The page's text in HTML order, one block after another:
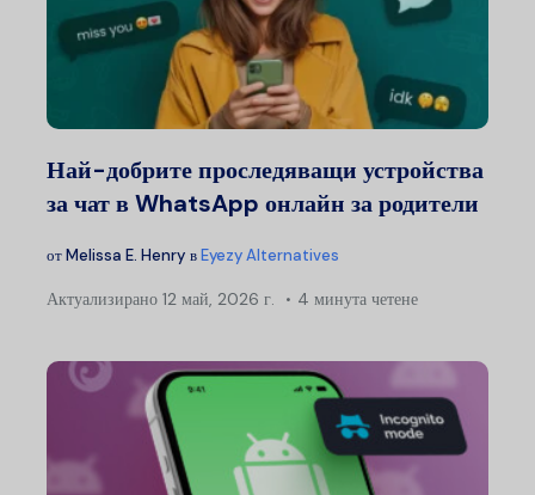
Най-добрите проследяващи устройства
за чат в WhatsApp онлайн за родители
отMelissa E. Henry вEyezy Alternatives
Актуализирано 12 май, 2026 г. 4 минута четене